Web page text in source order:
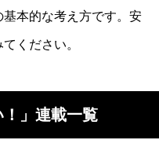
本的な考え方です。安
ください。
！」連載一覧